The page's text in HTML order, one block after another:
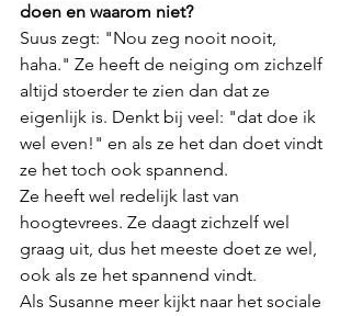
doen en waarom niet?
Suus zegt: "Nou zeg nooit nooit,
haha." Ze heeft de neiging om zichzelf
altijd stoerder te zien dan dat ze
eigenlijk is. Denkt bij veel: "dat doe ik
wel even!" en als ze het dan doet vindt
ze het toch ook spannend.
Ze heeft wel redelijk last van
hoogtevrees. Ze daagt zichzelf wel
graag uit, dus het meeste doet ze wel,
ook als ze het spannend vindt.
Als Susanne meer kijkt naar het sociale